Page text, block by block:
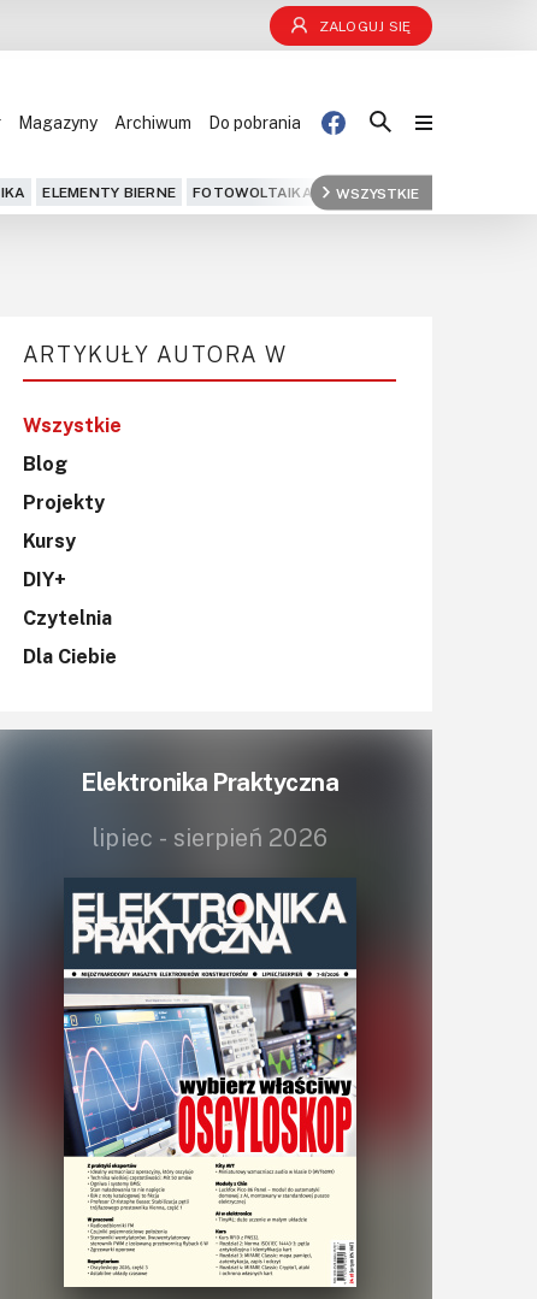
ZALOGUJ SIĘ
Magazyny Archiwum Do pobrania
ELEMENTY BIERNE FOTOWOLTAIKA FPGA GPS
WSZYSTKIE
Blog
DIY+
Czytelnia
Archiwum
Do pobrania
ARTYKUŁY AUTORA W
Wszystkie
Blog
Projekty
Kursy
DIY+
Czytelnia
Dla Ciebie
Elektronika Praktyczna
lipiec - sierpień 2026